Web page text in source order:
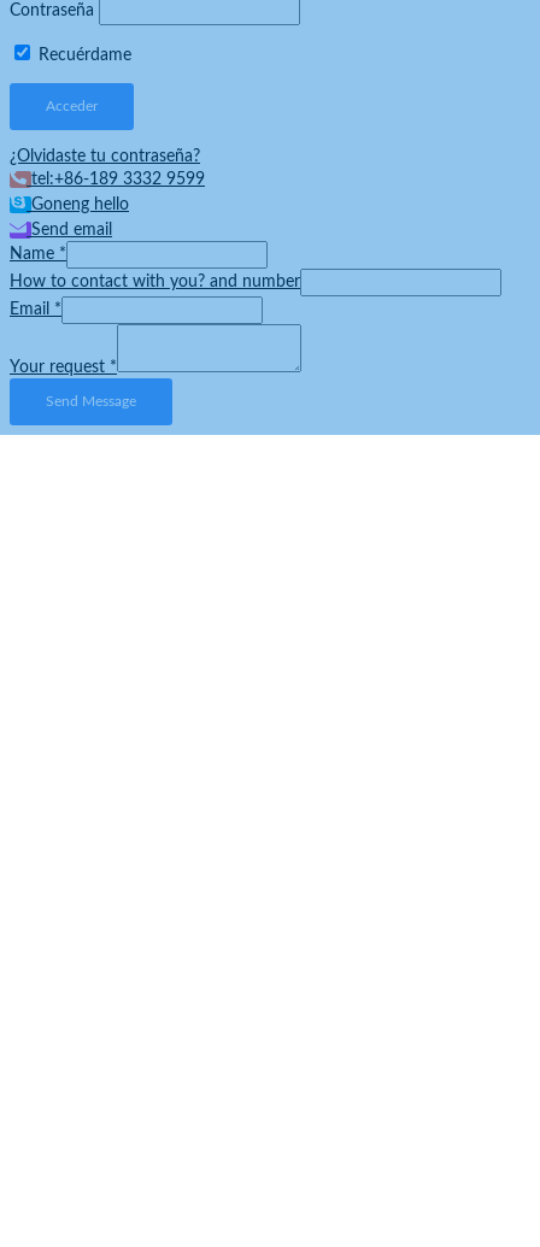
Contraseña
Recuérdame
¿Olvidaste tu contraseña?
tel:+86-189 3332 9599
Goneng hello
Send email
Name *
How to contact with you? and number
Email *
Your request *
Send Message